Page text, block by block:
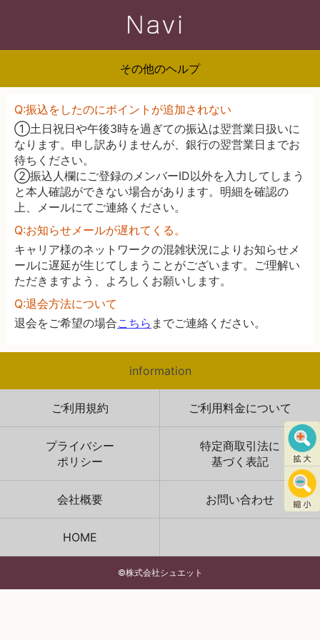
その他のヘルプ
Q:振込をしたのにポイントが追加されない
①土日祝日や午後3時を過ぎての振込は翌営業日扱いに
なります。申し訳ありませんが、銀行の翌営業日までお
待ちください。
②振込人欄にご登録のメンバーID以外を入力してしまう
と本人確認ができない場合があります。明細を確認の
上、メールにてご連絡ください。
Q:お知らせメールが遅れてくる。
キャリア様のネットワークの混雑状況によりお知らせメ
ールに遅延が生じてしまうことがございます。ご理解い
ただきますよう、よろしくお願いします。
Q:退会方法について
退会をご希望の場合こちら までご連絡ください。
information
ご利用規約 ご利用料金について
プライバシー
ポリシー
特定商取引法に
基づく表記
会社概要 お問い合わせ
HOME
©株式会社シュエット